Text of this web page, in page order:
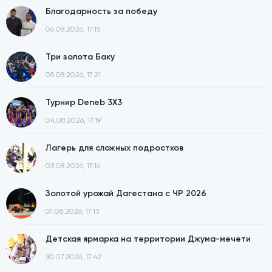
Благодарность за победу
06.08.2026, 17:15
Три золота Баку
05.08.2026, 17:21
Турнир Deneb 3X3
04.08.2026, 17:19
Лагерь для сложных подростков
03.08.2026, 17:16
Золотой урожай Дагестана с ЧР 2026
01.08.2026, 17:13
Детская ярмарка на территории Джума-мечети
30.07.2026, 17:42